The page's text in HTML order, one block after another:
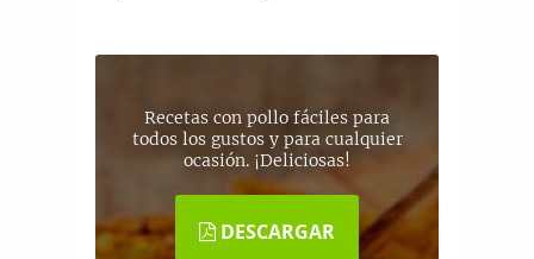
Recetas con pollo fáciles para
todos los gustos y para cualquier
ocasión. ¡Deliciosas!
DESCARGAR